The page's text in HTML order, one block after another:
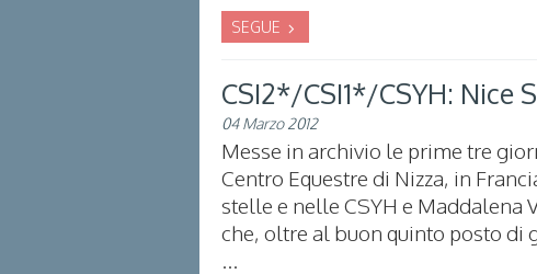
SEGUE
CSI2*/CSI1*/CSYH:
04 Marzo 2012
Messe in archivio le prime tre
Centro Equestre di Nizza, in
stelle e nelle CSYH e Maddalena
che, oltre al buon quinto posto di
...